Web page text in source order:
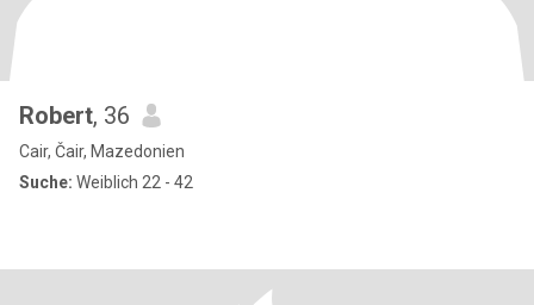
Robert, 36
Cair, Čair, Mazedonien
Suche: Weiblich 22 - 42